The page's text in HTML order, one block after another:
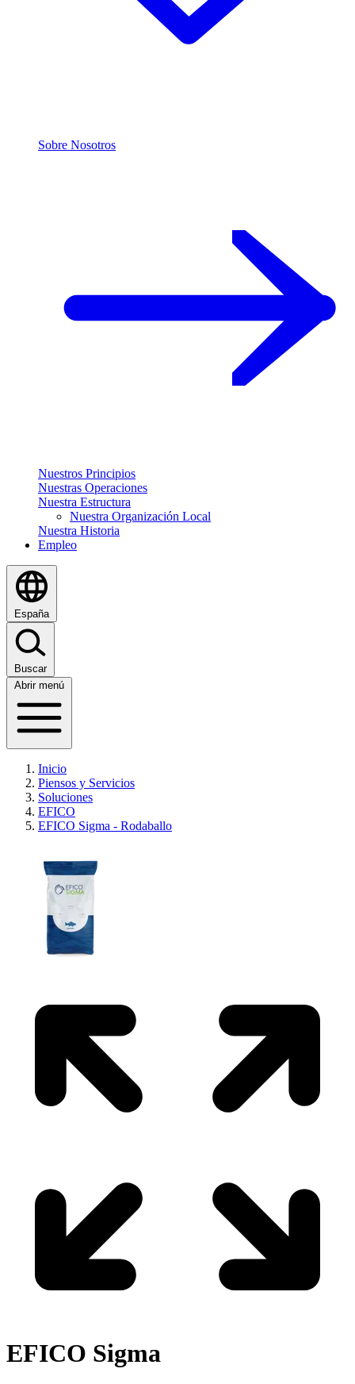
Sobre Nosotros
Nuestros Principios
Nuestras Operaciones
Nuestra Estructura
Nuestra Organización Local
Nuestra Historia
Empleo
España
Buscar
Abrir menú
Inicio
Piensos y Servicios
Soluciones
EFICO
EFICO Sigma - Rodaballo
EFICO Sigma